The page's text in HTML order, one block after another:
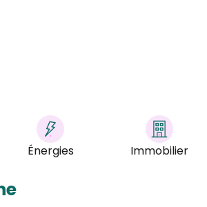
Énergies Immobilier